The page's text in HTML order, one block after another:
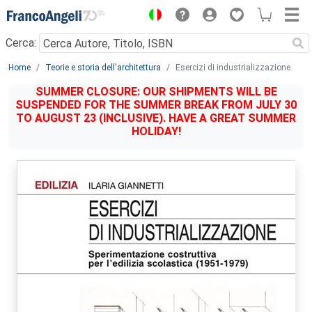
Menu
Cerca:
Main content
Home Teorie e storia dell'architettura Esercizi di industrializzazione
SUMMER CLOSURE: OUR SHIPMENTS WILL BE
SUSPENDED FOR THE SUMMER BREAK FROM JULY 30
TO AUGUST 23 (INCLUSIVE). HAVE A GREAT SUMMER
HOLIDAY!